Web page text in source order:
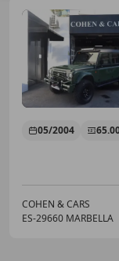
05/2004
COHEN & CARS
ES-29660 MARBELLA